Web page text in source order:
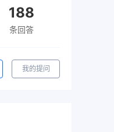
188
条回答
我的提问